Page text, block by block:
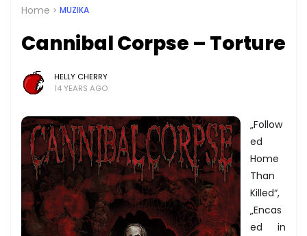
Home MUZIKA
Cannibal Corpse – Torture
HELLY CHERRY
14 YEARS AGO
„Follow
ed
Home
Than
Killed“,
„Encas
ed in